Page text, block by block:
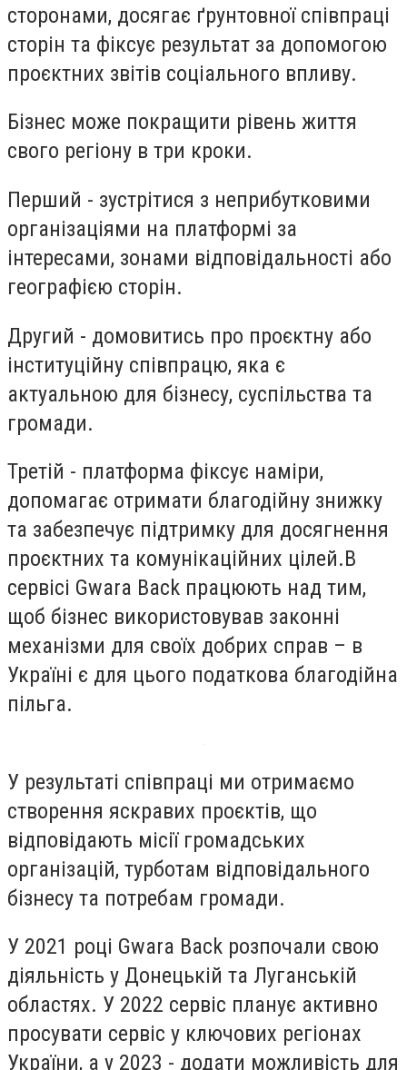
сторонами, досягає ґрунтовної співпраці
сторін та фіксує результат за допомогою
проєктних звітів соціального впливу.
Бізнес може покращити рівень життя
свого регіону в три кроки.
Перший - зустрітися з неприбутковими
організаціями на платформі за
інтересами, зонами відповідальності або
географією сторін.
Другий - домовитись про проєктну або
інституційну співпрацю, яка є
актуальною для бізнесу, суспільства та
громади.
Третій - платформа фіксує наміри,
допомагає отримати благодійну знижку
та забезпечує підтримку для досягнення
проєктних та комунікаційних цілей.В
сервісі Gwara Back працюють над тим,
щоб бізнес використовував законні
механізми для своїх добрих справ – в
Україні є для цього податкова благодійна
пільга.
У результаті співпраці ми отримаємо
створення яскравих проєктів, що
відповідають місії громадських
організацій, турботам відповідального
бізнесу та потребам громади.
У 2021 році Gwara Back розпочали свою
діяльність у Донецькій та Луганській
областях. У 2022 сервіс планує активно
просувати сервіс у ключових регіонах
України, а у 2023 - додати можливість для